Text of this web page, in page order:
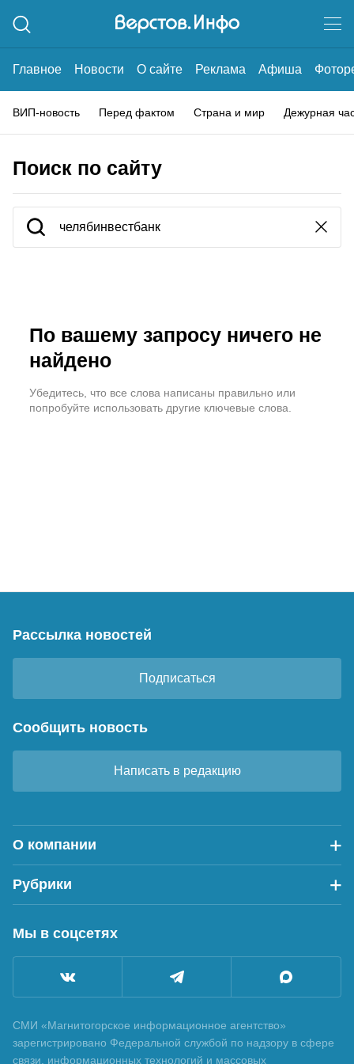
Главное Новости О сайте Реклама Афиша
ВИП-новость Перед фактом Страна и мир Дежурная
Поиск по сайту
По вашему запросу ничего не
найдено
Убедитесь, что все слова написаны правильно или
попробуйте использовать другие ключевые слова.
Рассылка новостей
Подписаться
Сообщить новость
Написать в редакцию
О компании
Рубрики
Мы в соцсетях
СМИ «Магнитогорское информационное агентство»
зарегистрировано Федеральной службой по надзору в сфере
связи, информационных технологий и массовых